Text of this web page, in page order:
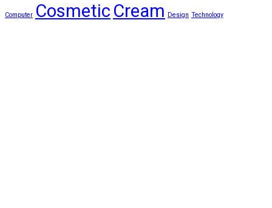
Computer Cosmetic Cream Design Technology